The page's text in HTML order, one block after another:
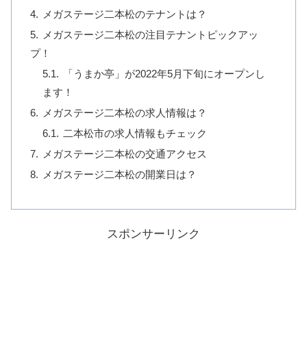
メガステージ二本松のテナントは？
メガステージ二本松の注目テナントピックアッ
プ！
「うまか亭」が2022年5月下旬にオープンし
ます！
メガステージ二本松の求人情報は？
二本松市の求人情報もチェック
メガステージ二本松の交通アクセス
メガステージ二本松の開業日は？
スポンサーリンク